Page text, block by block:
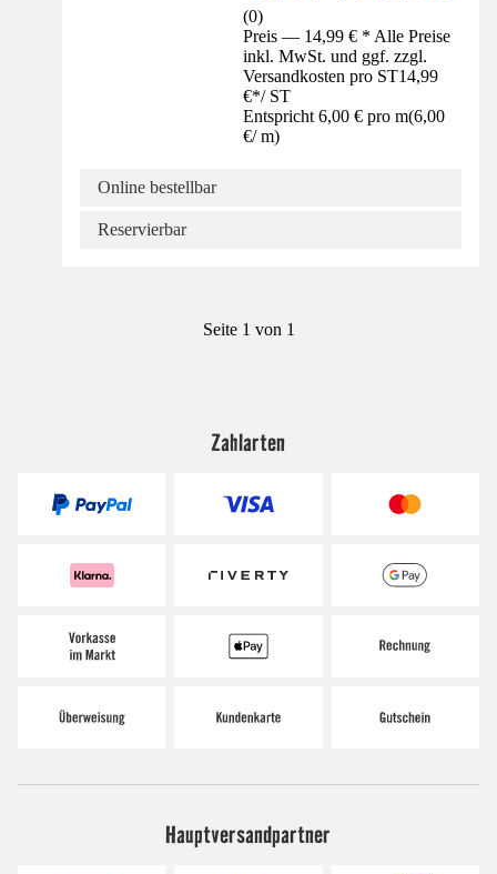
(0)
Preis — 14,99 € * Alle Preise
inkl. MwSt. und ggf. zzgl.
Versandkosten pro ST14,99
€*/ ST
Entspricht 6,00 € pro m(6,00
€/ m)
Online bestellbar
Reservierbar
Seite 1 von 1
Zahlarten
Hauptversandpartner